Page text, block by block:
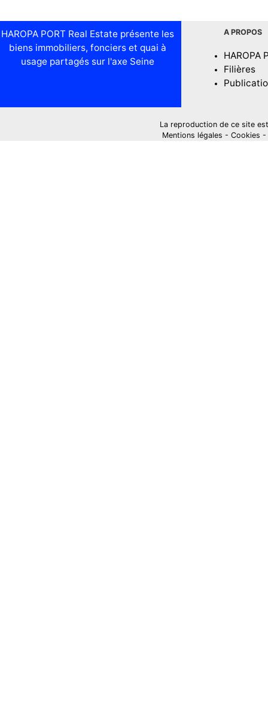
HAROPA PORT Real Estate présente les
biens immobiliers, fonciers et quai à
usage partagés sur l'axe Seine
A PROPOS
HAROPA
Filières
La reproduction de ce site
Mentions légales - Cookies -